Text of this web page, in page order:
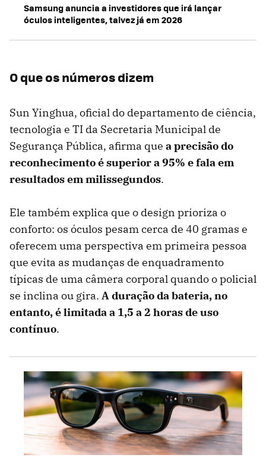
Samsung anuncia a investidores que irá lançar
óculos inteligentes, talvez já em 2026
O que os números dizem
Sun Yinghua, oficial do departamento de ciência,
tecnologia e TI da Secretaria Municipal de
Segurança Pública, afirma que a precisão do
reconhecimento é superior a 95% e fala em
resultados em milissegundos.
Ele também explica que o design prioriza o
conforto: os óculos pesam cerca de 40 gramas e
oferecem uma perspectiva em primeira pessoa
que evita as mudanças de enquadramento
típicas de uma câmera corporal quando o policial
se inclina ou gira. A duração da bateria, no
entanto, é limitada a 1,5 a 2 horas de uso
contínuo.